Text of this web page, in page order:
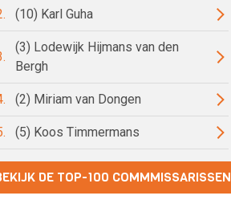
(10) Karl Guha
(3) Lodewijk Hijmans van den
Bergh
(2) Miriam van Dongen
(5) Koos Timmermans
DE TOP-100 COMMMISSARISSEN